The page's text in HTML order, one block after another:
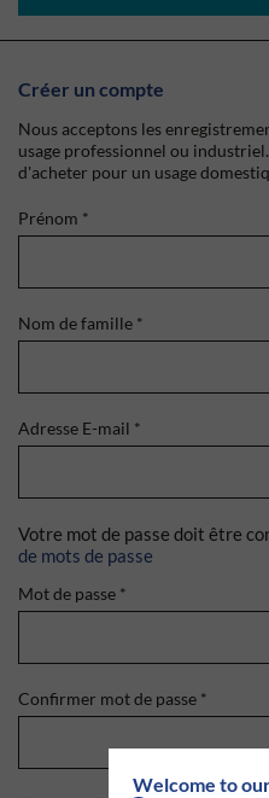
Welcome to
Créer un compte
Nous acceptons les
usage professionnel ou
d'acheter pour un usage
Prénom *
Nom de famille *
Adresse E-mail *
Votre mot de passe doit être
de mots de passe
Mot de passe *
Confirmer mot de passe *